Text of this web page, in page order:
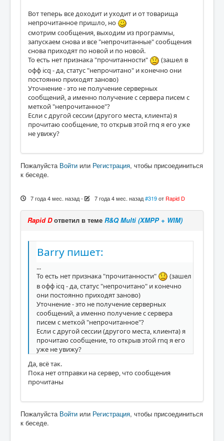
Вот теперь все доходит и уходит и от товарища
непрочитанное пришло, но
смотрим сообщения, выходим из программы,
запускаем снова и все "непрочитанные" сообщения
снова приходят по новой и по новой.
То есть нет признака "прочитанности"
(зашел в
офф icq - да, статус "непрочитано" и конечно они
постоянно приходят заново)
Уточнение - это не получение серверных
сообщений, а именно получение с сервера писем с
меткой "непрочитанное"?
Если с другой сессии (другого места, клиента) я
прочитаю сообщение, то открыв этой rnq я его уже
не увижу?
Пожалуйста Войти или Регистрация, чтобы присоединиться
к беседе.
7 года 4 мес. назад- 7 года 4 мес. назад #319 от Rapid D
Rapid Dответил в теме R&Q Multi (XMPP + WIM)
Barry пишет:
...
То есть нет признака "прочитанности"
(зашел
в офф icq - да, статус "непрочитано" и конечно
они постоянно приходят заново)
Уточнение - это не получение серверных
сообщений, а именно получение с сервера
писем с меткой "непрочитанное"?
Если с другой сессии (другого места, клиента) я
прочитаю сообщение, то открыв этой rnq я его
уже не увижу?
Да, всё так.
Пока нет отправки на сервер, что сообщения
прочитаны
Пожалуйста Войти или Регистрация, чтобы присоединиться
к беседе.